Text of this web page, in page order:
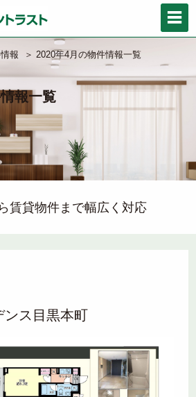
報 ＞ 2020年4月の物件情報一覧
報一覧
賃貸物件まで幅広く対応
ンス目黒本町